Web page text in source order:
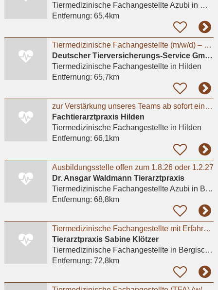
Tiermedizinische Fachangestellte Azubi in Meerbusch, Lank-Latum
Entfernung: 65,4km
Tiermedizinische Fachangestellte (m/w/d) – Kundenberatung & Backoffice
Deutscher Tierversicherungs-Service GmbH & Co. KG
Tiermedizinische Fachangestelltein Hilden
Entfernung: 65,7km
zur Verstärkung unseres Teams ab sofort eine engagierte und herzliche TFA in Vollzeit.
Fachtierarztpraxis Hilden
Tiermedizinische Fachangestelltein Hilden
Entfernung: 66,1km
Ausbildungsstelle offen zum 1.8.26 oder 1.2.27
Dr. Ansgar Waldmann Tierarztpraxis
Tiermedizinische Fachangestellte Azubi in Bonn
Entfernung: 68,8km
Tiermedizinische Fachangestellte mit Erfahrung (m/w/d)
Tierarztpraxis Sabine Klötzer
Tiermedizinische Fachangestelltein Bergisch Gladbach, Bensberg
Entfernung: 72,8km